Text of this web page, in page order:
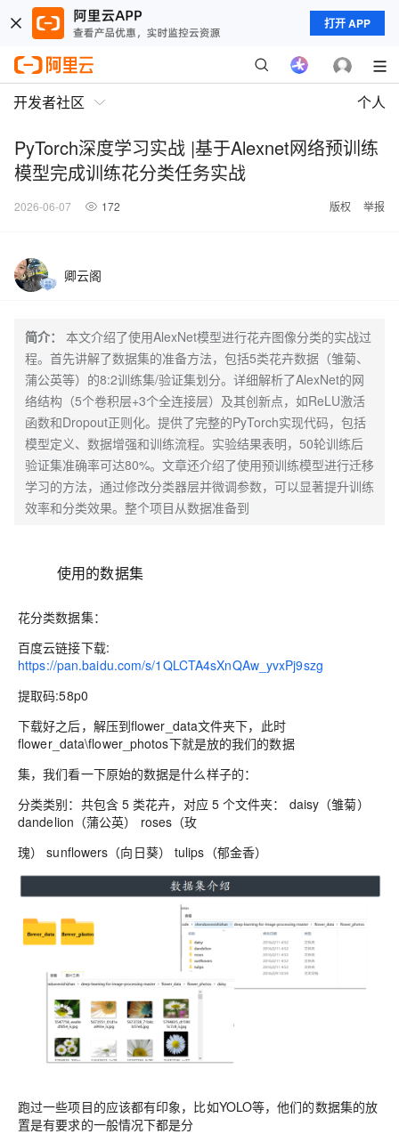
打开 APP
开发者社区 个人
PyTorch深度学习实战 |基于Alexnet网络预训练
模型完成训练花分类任务实战
2026-06-07 172 版权 举报
卿云阁
简介：
本文介绍了使用AlexNet模型进行花卉图像分类的实战过
程。首先讲解了数据集的准备方法，包括5类花卉数据（雏菊、
蒲公英等）的8:2训练集/验证集划分。详细解析了AlexNet的网
络结构（5个卷积层+3个全连接层）及其创新点，如ReLU激活
函数和Dropout正则化。提供了完整的PyTorch实现代码，包括
模型定义、数据增强和训练流程。实验结果表明，50轮训练后
验证集准确率可达80%。文章还介绍了使用预训练模型进行迁移
学习的方法，通过修改分类器层并微调参数，可以显著提升训练
效率和分类效果。整个项目从数据准备到
使用的数据集
花分类数据集：
百度云链接下载:
https://pan.baidu.com/s/1QLCTA4sXnQAw_yvxPj9szg
提取码:58p0
下载好之后，解压到flower_data文件夹下，此时
flower_data\flower_photos下就是放的我们的数据
集，我们看一下原始的数据是什么样子的：
分类类别：共包含 5 类花卉，对应 5 个文件夹：
daisy（雏菊）
dandelion（蒲公英） roses（玫
瑰） sunflowers（向日葵） tulips（郁金香）
跑过一些项目的应该都有印象，比如YOLO等，他们的数据集的放
置是有要求的一般情况下都是分